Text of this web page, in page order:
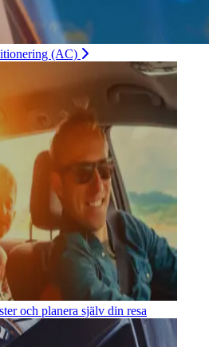
(AC)
och planera själv din resa